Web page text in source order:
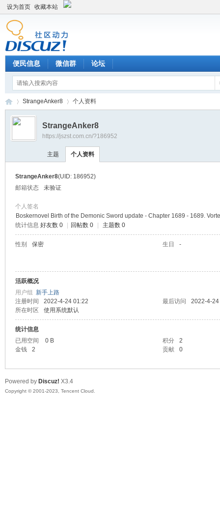
设为首页 收藏本站
便民信息 微信群 论坛
›
StrangeAnker8 个人资料
StrangeAnker8
https://jszst.com.cn/?186952
主题 个人资料
StrangeAnker8(UID: 186952)
邮箱状态
未验证
个人签名
Boskernovel Birth of the Demonic Sword update - Chapter 1689 - 1689.
统计信息 好友数 0 回帖数 0 主题数 0
性别 保密 生日 -
活跃概况
用户组 新手上路
注册时间
2022-4-24 01:22 最后访问
2022-4-
所在时区
使用系统默认
统计信息
已用空间
0 B 积分
2
金钱
2 贡献 0
Powered by Discuz! X3.4
Copyright © 2001-2023, Tencent Cloud.